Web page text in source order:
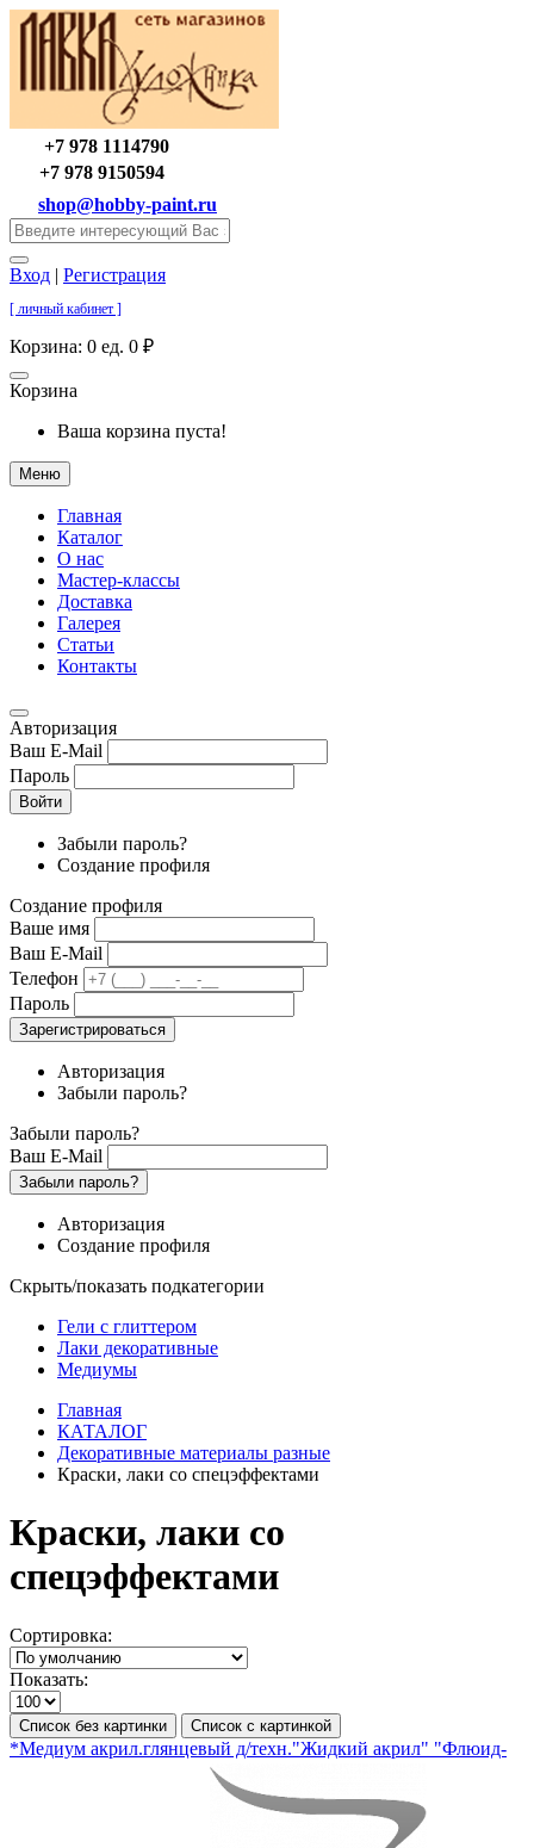
+7 978 1114790
+7 978 9150594
shop@hobby-paint.ru
Вход | Регистрация
[ личный кабинет ]
Корзина: 0 ед. 0 ₽
Корзина
Ваша корзина пуста!
Меню
Главная
Каталог
О нас
Мастер-классы
Доставка
Галерея
Статьи
Контакты
Авторизация
Ваш E-Mail
Пароль
Войти
Забыли пароль?
Создание профиля
Создание профиля
Ваше имя
Ваш E-Mail
Телефон
Пароль
Зарегистрироваться
Авторизация
Забыли пароль?
Забыли пароль?
Ваш E-Mail
Забыли пароль?
Авторизация
Создание профиля
Скрыть/показать подкатегории
Гели с глиттером
Лаки декоративные
Медиумы
Главная
КАТАЛОГ
Декоративные материалы разные
Краски, лаки со спецэффектами
Краски, лаки со
спецэффектами
Сортировка:
Показать:
Список без картинки Список с картинкой
*Медиум акрил.глянцевый д/техн."Жидкий акрил" "Флюид-